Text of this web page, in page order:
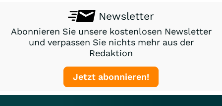
Newsletter
Abonnieren Sie unsere kostenlosen Newsletter
und verpassen Sie nichts mehr aus der
Redaktion
Jetzt abonnieren!